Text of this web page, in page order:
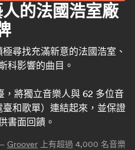
的法國浩室廠
尋找充滿新意的法國浩室、
科影響的曲目。
將獨立音樂人與 62 多位音
和歌單）連結起來，並保證
書面回饋。
Groover 上有超過 4,000 名音樂